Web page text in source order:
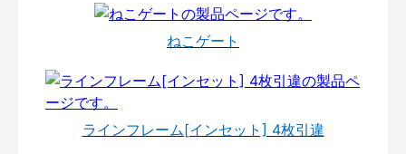
ねこゲート
ラインフレーム[インセット] 4枚引違